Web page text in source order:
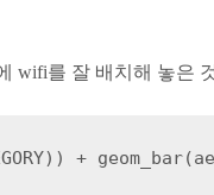
wifi를 잘 배치해 놓은